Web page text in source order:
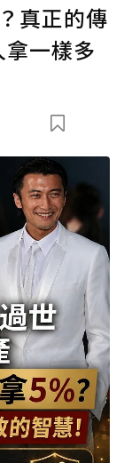
真正的傳
一樣多